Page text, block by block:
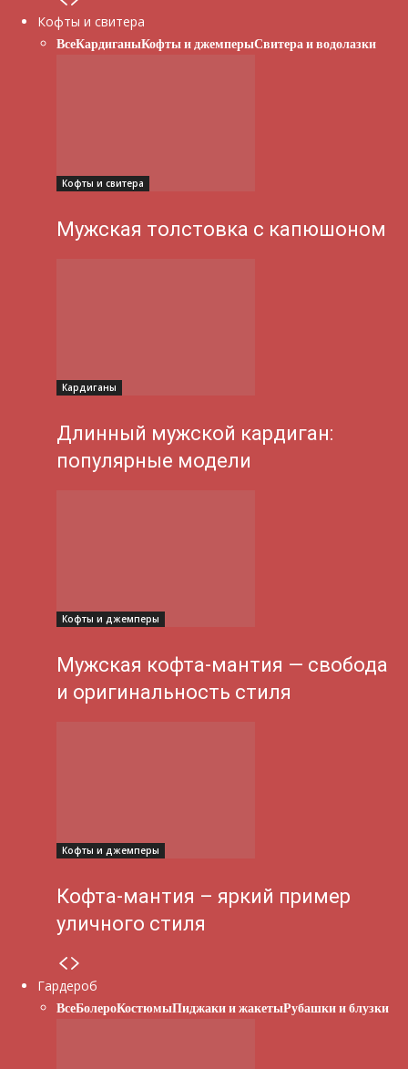
Кофты и свитера
ВсеКардиганыКофты и джемперыСвитера и водолазки
Кофты и свитера
Мужская толстовка с капюшоном
Кардиганы
Длинный мужской кардиган:
популярные модели
Кофты и джемперы
Мужская кофта-мантия — свобода
и оригинальность стиля
Кофты и джемперы
Кофта-мантия – яркий пример
уличного стиля
Гардероб
ВсеБолероКостюмыПиджаки и жакетыРубашки и блузки